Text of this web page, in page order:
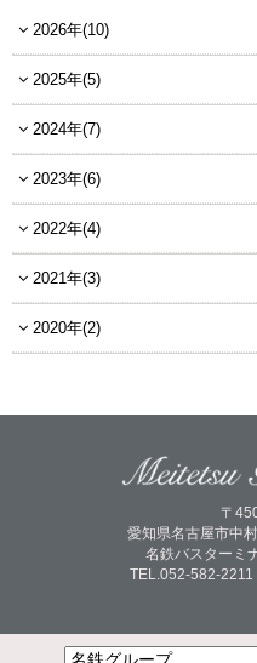
2026年(10)
2025年(5)
2024年(7)
2023年(6)
2022年(4)
2021年(3)
2020年(2)
〒
愛知県名古屋市中
名鉄バスターミ
TEL.052-582-